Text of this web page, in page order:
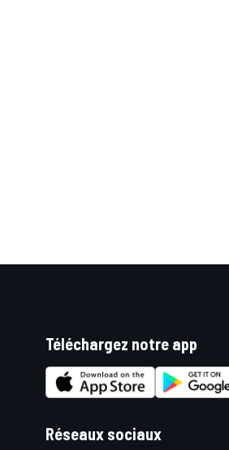
WEC
Téléchargez notre app
Réseaux sociaux